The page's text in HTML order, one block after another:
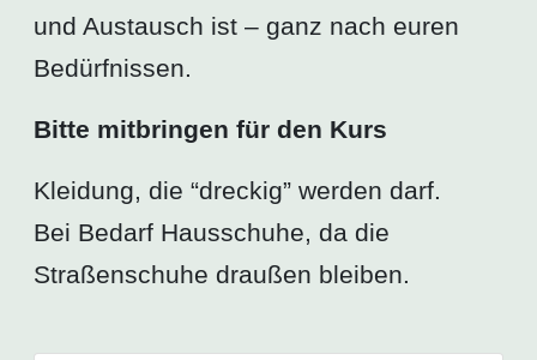
und Austausch ist – ganz nach euren
Bedürfnissen.
Bitte mitbringen für den Kurs
Kleidung, die “dreckig” werden darf.
Bei Bedarf Hausschuhe, da die
Straßenschuhe draußen bleiben.